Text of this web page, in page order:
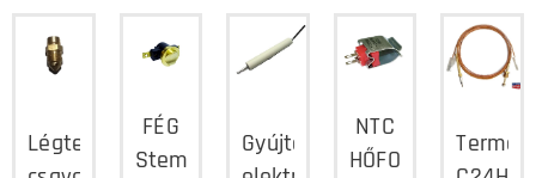
Légtelenítő
FÉG
Stemco
Gyújtó
NTC
HŐFOK